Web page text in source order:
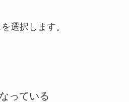
選択します。
っている